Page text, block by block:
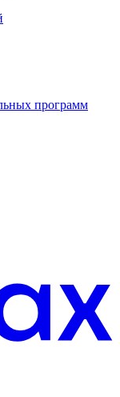
программ